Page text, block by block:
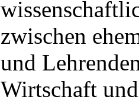
zwischen
und
Wirtschaft